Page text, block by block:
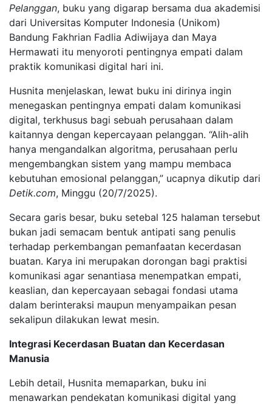
Pelanggan, buku yang digarap bersama dua akademisi
dari Universitas Komputer Indonesia (Unikom)
Bandung Fakhrian Fadlia Adiwijaya dan Maya
Hermawati itu menyoroti pentingnya empati dalam
praktik komunikasi digital hari ini.
Husnita menjelaskan, lewat buku ini dirinya ingin
menegaskan pentingnya empati dalam komunikasi
digital, terkhusus bagi sebuah perusahaan dalam
kaitannya dengan kepercayaan pelanggan. “Alih-alih
hanya mengandalkan algoritma, perusahaan perlu
mengembangkan sistem yang mampu membaca
kebutuhan emosional pelanggan,” ucapnya dikutip dari
Detik.com, Minggu (20/7/2025).
Secara garis besar, buku setebal 125 halaman tersebut
bukan jadi semacam bentuk antipati sang penulis
terhadap perkembangan pemanfaatan kecerdasan
buatan. Karya ini merupakan dorongan bagi praktisi
komunikasi agar senantiasa menempatkan empati,
keaslian, dan kepercayaan sebagai fondasi utama
dalam berinteraksi maupun menyampaikan pesan
sekalipun dilakukan lewat mesin.
Integrasi Kecerdasan Buatan dan Kecerdasan
Manusia
Lebih detail, Husnita memaparkan, buku ini
menawarkan pendekatan komunikasi digital yang